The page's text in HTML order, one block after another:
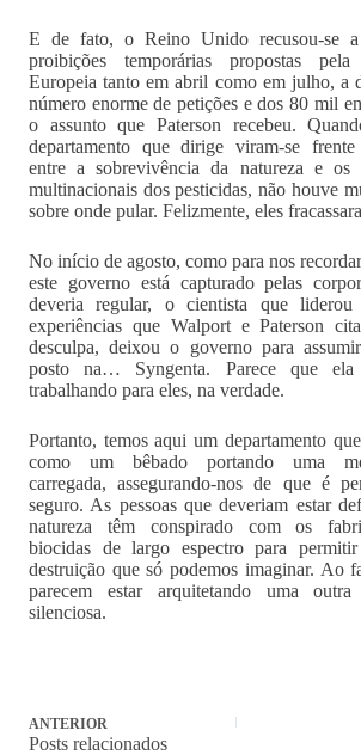
E de fato, o Reino Unido recusou-se
proibições temporárias propostas pela
Europeia tanto em abril como em julho, a
número enorme de petições e dos 80 mil
o assunto que Paterson recebeu.
departamento que dirige viram-se
entre a sobrevivência da natureza e os
multinacionais dos pesticidas, não houve
sobre onde pular. Felizmente, eles
No início de agosto, como para nos
este governo está capturado pelas
deveria regular, o cientista que liderou
experiências que Walport e Paterson
desculpa, deixou o governo para
posto na… Syngenta. Parece que ela
trabalhando para eles, na verdade.
Portanto, temos aqui um departamento
como um bêbado portando uma
carregada, assegurando-nos de que é
seguro. As pessoas que deveriam estar
natureza têm conspirado com os
biocidas de largo espectro para
destruição que só podemos imaginar. Ao
parecem estar arquitetando uma outra
silenciosa.
ANTERIOR
Posts relacionados